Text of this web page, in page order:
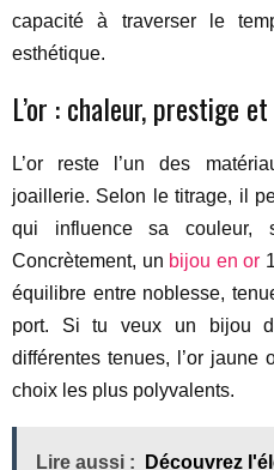
capacité à traverser le
esthétique.
L’or : chaleur, prestige
L’or reste l’un des
joaillerie. Selon le titrage, il
qui influence sa couleur,
Concrètement, un bijou en or
équilibre entre noblesse,
port. Si tu veux un bijou
différentes tenues, l’or jaune
choix les plus polyvalents.
Lire aussi : Découvrez